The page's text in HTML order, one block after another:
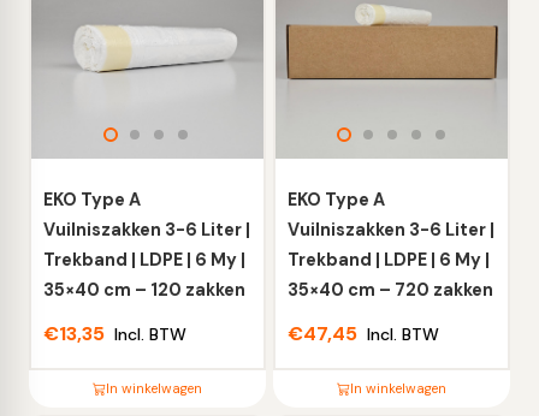
variaties.
worden
op
de
productpagina
variaties.
Deze
worden
op
de
productpagina
EKO Type A
Vuilniszakken 3-6 Liter |
Trekband | LDPE | 6 My |
35×40 cm – 120 zakken
€13,35 Incl. BTW
In winkelwagen
EKO Type A
Vuilniszakken 3-6 Liter |
Trekband | LDPE | 6 My |
35×40 cm – 720 zakken
€47,45 Incl. BTW
In winkelwagen